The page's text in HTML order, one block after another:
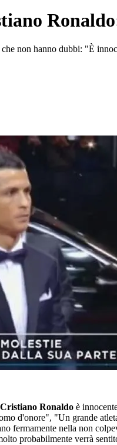
non hanno dubbi: "È
Cristiano Ronaldo è
d'onore", "Un grande
fermamente nella non
probabilmente verrà